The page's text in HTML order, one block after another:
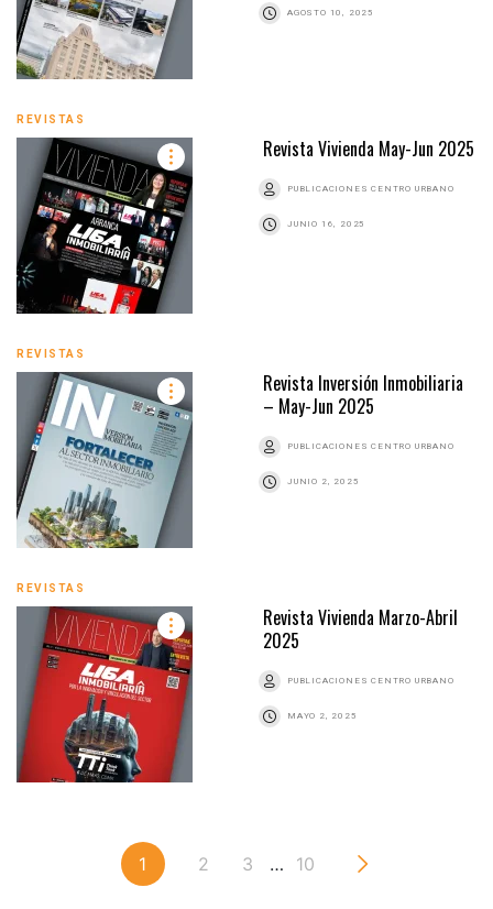
AGOSTO 10, 2025
REVISTAS
Revista Vivienda May-Jun 2025
PUBLICACIONES CENTRO URBANO
JUNIO 16, 2025
REVISTAS
Revista Inversión Inmobiliaria
– May-Jun 2025
PUBLICACIONES CENTRO URBANO
JUNIO 2, 2025
REVISTAS
Revista Vivienda Marzo-Abril
2025
PUBLICACIONES CENTRO URBANO
MAYO 2, 2025
1 2 3 … 10